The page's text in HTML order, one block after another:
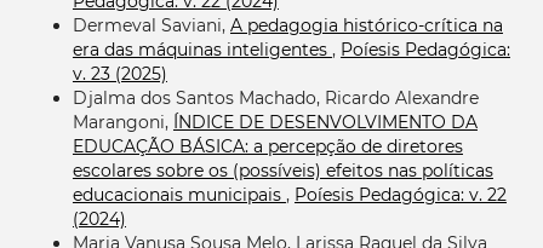
Dermeval Saviani, A pedagogia histórico-crítica na
era das máquinas inteligentes , Poíesis Pedagógica:
v. 23 (2025)
Djalma dos Santos Machado, Ricardo Alexandre
Marangoni, ÍNDICE DE DESENVOLVIMENTO DA
EDUCAÇÃO BÁSICA: a percepção de diretores
escolares sobre os (possíveis) efeitos nas políticas
educacionais municipais , Poíesis Pedagógica: v. 22
(2024)